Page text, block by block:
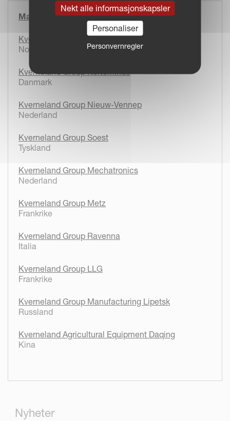
Manufacturing Sites
Kverneland Group Klepp
Norge
Kverneland Group Kerteminde
Danmark
Kverneland Group Nieuw-Vennep
Nederland
Kverneland Group Soest
Tyskland
Kverneland Group Mechatronics
Nederland
Kverneland Group Metz
Frankrike
Kverneland Group Ravenna
Italia
Kverneland Group LLG
Frankrike
Kverneland Group Manufacturing Lipetsk
Russland
Kverneland Agricultural Equipment Daqing
Kina
Nyheter
Nekt alle informasjonskapsler
Personaliser
Personvernregler